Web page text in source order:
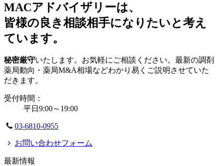
MACアドバイザリーは、
皆様の良き相談相手になりたいと考え
ています。
秘密厳守いたします。お気軽にご相談ください。最新の調剤
薬局動向・薬局M&A相場などわかり易くご説明させていた
だきます。
受付時間：
平日9:00～19:00
03-6810-0955
お問い合わせフォーム
最新情報